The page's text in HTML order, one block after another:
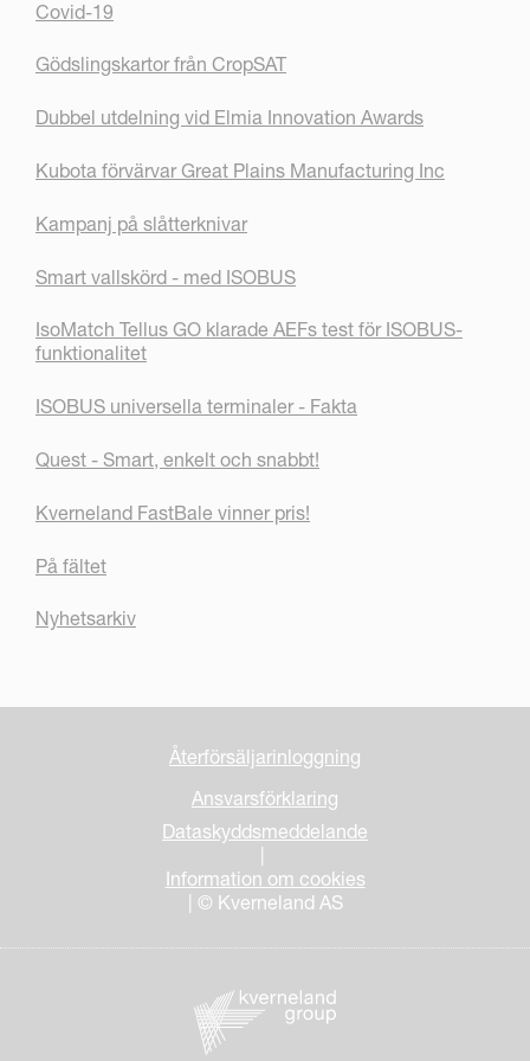
Covid-19
Gödslingskartor från CropSAT
Dubbel utdelning vid Elmia Innovation Awards
Kubota förvärvar Great Plains Manufacturing Inc
Kampanj på slåtterknivar
Smart vallskörd - med ISOBUS
IsoMatch Tellus GO klarade AEFs test för ISOBUS-
funktionalitet
ISOBUS universella terminaler - Fakta
Quest - Smart, enkelt och snabbt!
Kverneland FastBale vinner pris!
På fältet
Nyhetsarkiv
Återförsäljarinloggning
Ansvarsförklaring
Dataskyddsmeddelande
Information om cookies
| © Kverneland AS